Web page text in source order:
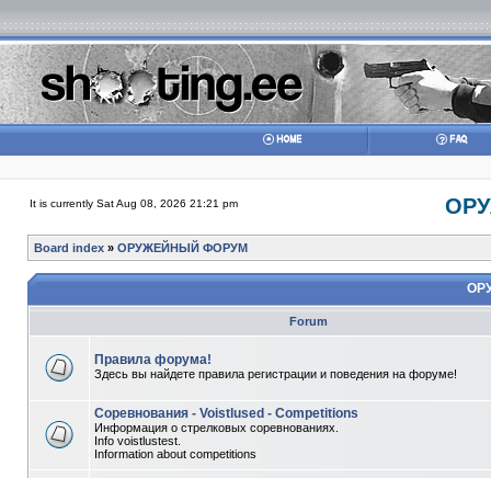
It is currently Sat Aug 08, 2026 21:21 pm
Board index » ОРУЖЕЙНЫЙ ФОРУМ
Forum
Правила форума!
Здесь вы найдете правила регистрации и поведения на форуме!
Соревнования - Voistlused - Competitions
Информация о стрелковых соревнованиях.
Info voistlustest.
Information about competitions